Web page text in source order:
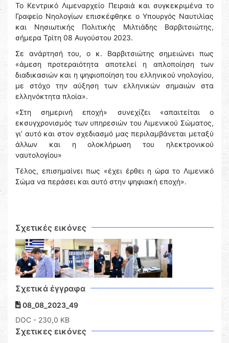
Το Κεντρικό Λιμεναρχείο Πειραιά και συγκεκριμένα το
Γραφείο Νηολογίων επισκέφθηκε ο Υπουργός Ναυτιλίας
και Νησιωτικής Πολιτικής Μιλτιάδης Βαρβιτσιώτης,
σήμερα Τρίτη 08 Αυγούστου 2023.
Σε ανάρτησή του, ο κ. Βαρβιτσιώτης σημειώνει πως
«άμεση προτεραιότητα αποτελεί η απλοποίηση των
διαδικασιών και η ψηφιοποίηση του ελληνικού νηολογίου,
με στόχο την αύξηση των ελληνικών σημαιών στα
ελληνόκτητα πλοία».
«Στη σημερινή εποχή» συνεχίζει «απαιτείται ο
εκσυγχρονισμός των υπηρεσιών του Λιμενικού Σώματος,
γι’ αυτό και στον σχεδιασμό μας περιλαμβάνεται μεταξύ
άλλων και η ολοκλήρωση του ηλεκτρονικού
ναυτολογίου»
Τέλος, επισημαίνει πως «έχει έρθει η ώρα το Λιμενικό
Σώμα να περάσει και αυτό στην ψηφιακή εποχή».
Σχετικές εικόνες
Σχετικά έγγραφα
08_08_2023_49
DOC - 230,0 KB
Σχετικες εικόνες